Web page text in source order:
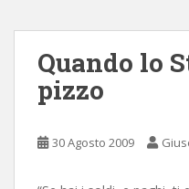
Quando lo
pizzo
30 Agosto 2009